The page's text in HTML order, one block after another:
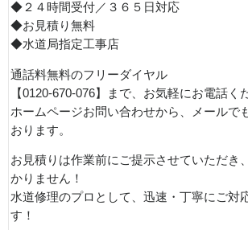
◆２４時間受付／３６５日対応
◆お見積り無料
◆水道局指定工事店
通話料無料のフリーダイヤル
【0120-670-076】まで、お気軽にお電話く
ホームページお問い合わせから、メールで
おります。
お見積りは作業前にご提示させていただき
かりません！
水道修理のプロとして、迅速・丁寧にご対
す！